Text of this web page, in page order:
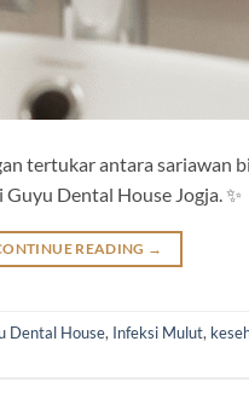
tertukar antara sariawan
Dental House Jogja. ✨
READING →
Dental House, Infeksi Mulut,